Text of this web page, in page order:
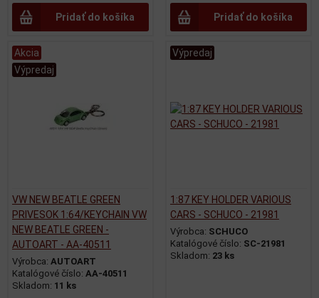
Pridať do košíka Pridať do košíka
Akcia
Výpredaj
VW NEW BEATLE GREEN
PRIVESOK 1:64/KEYCHAIN VW
NEW BEATLE GREEN -
AUTOART - AA-40511
Výrobca: AUTOART
Katalógové číslo: AA-40511
Skladom: 11 ks
Výpredaj
1:87 KEY HOLDER VARIOUS
CARS - SCHUCO - 21981
Výrobca: SCHUCO
Katalógové číslo: SC-21981
Skladom: 23 ks